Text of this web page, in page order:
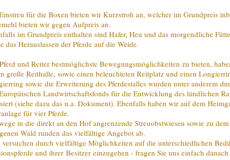
für die Boxen bieten wir Kurzstroh an, welcher im Grundpreis
bieten wir gegen Aufpreis an.
im Grundpreis enthalten sind Hafer, Heu und das morgendliche
das Herauslassen der Pferde auf die Weide.
und Reiter bestmöglichste Bewegungsmöglichkeiten zu bieten,
große Reithalle, sowie einen beleuchteten Reitplatz und einen
sowie die Erweiterung des Pferdestalles wurden unter anderem
Landwirtschaftsfonds für die Entwicklung des ländlichen
(siehe dazu das u.a. Dokument). Ebenfalls haben wir auf dem
für vier Pferde.
in die direkt an den Hof angrenzende Streuobstwiesen sowie zu
Wald runden das vielfältige Angebot ab.
durch vielfältige Möglichkeiten auf die unterschiedlichen
und ihrer Besitzer einzugehen - fragen Sie uns einfach